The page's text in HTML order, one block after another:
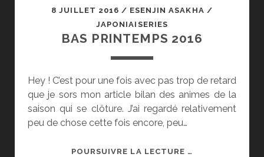
8 JUILLET 2016 / ESENJIN ASAKHA /
JAPONIAISERIES
BAS PRINTEMPS 2016
Hey ! C’est pour une fois avec pas trop de retard
que je sors mon article bilan des animes de la
saison qui se clôture. J’ai regardé relativement
peu de chose cette fois encore, peu…
POURSUIVRE LA LECTURE …